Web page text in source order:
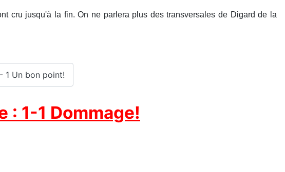
cru jusqu'à la fin. On ne parlera plus des transversales de Digard de la
1 Un bon point!
: 1-1 Dommage!